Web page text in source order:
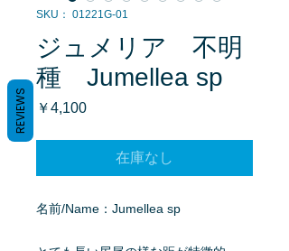
SKU： 01221G-01
ジュメリア 不明
種 Jumellea sp
￥4,100価
在庫なし
名前/Name：Jumellea sp
REVIEWS